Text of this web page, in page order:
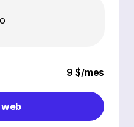
9 $/mes
web